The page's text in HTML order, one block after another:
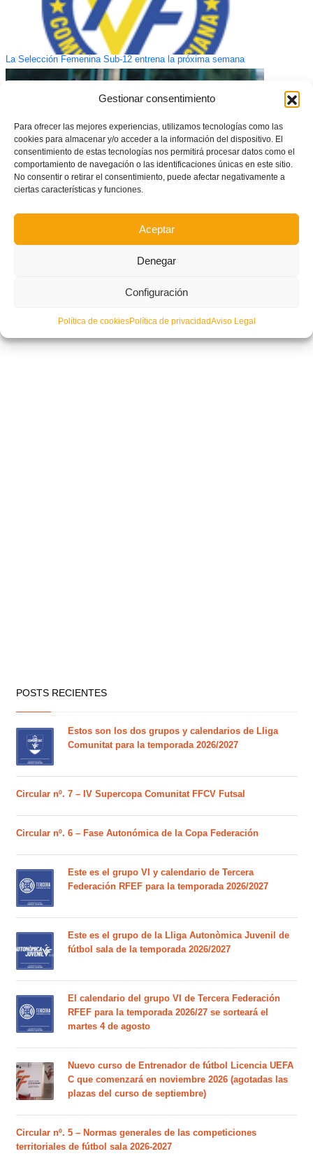
Gestionar consentimiento
Para ofrecer las mejores experiencias, utilizamos tecnologías como las
cookies para almacenar y/o acceder a la información del dispositivo. El
consentimiento de estas tecnologías nos permitirá procesar datos como el
comportamiento de navegación o las identificaciones únicas en este sitio.
No consentir o retirar el consentimiento, puede afectar negativamente a
ciertas características y funciones.
Aceptar
Denegar
Configuración
Política de cookiesPolítica de privacidadAviso Legal
La Selección Femenina Sub-12 entrena la próxima semana
Reunión para definir el Programa de Tecnificaciones infantiles de la
POSTS RECIENTES
Estos son los dos grupos y calendarios de Lliga
Comunitat para la temporada 2026/2027
Circular nº. 7 – IV Supercopa Comunitat FFCV Futsal
Circular nº. 6 – Fase Autonómica de la Copa Federación
Este es el grupo VI y calendario de Tercera
Federación RFEF para la temporada 2026/2027
Este es el grupo de la Lliga Autonòmica Juvenil de
fútbol sala de la temporada 2026/2027
El calendario del grupo VI de Tercera Federación
RFEF para la temporada 2026/27 se sorteará el
martes 4 de agosto
Nuevo curso de Entrenador de fútbol Licencia UEFA
C que comenzará en noviembre 2026 (agotadas las
plazas del curso de septiembre)
Circular nº. 5 – Normas generales de las competiciones
territoriales de fútbol sala 2026-2027